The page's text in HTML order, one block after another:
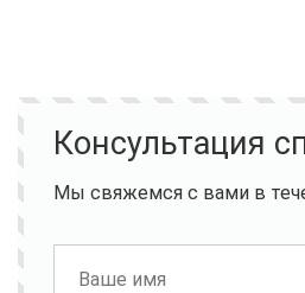
Консультация
Мы свяжемся с вами в